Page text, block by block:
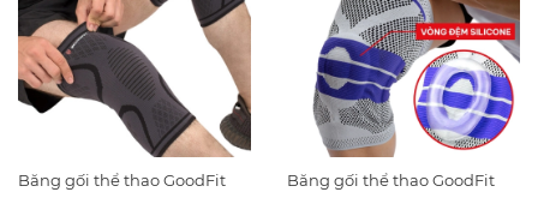
Băng gối thể thao GoodFit
Băng gối thể thao GoodFit